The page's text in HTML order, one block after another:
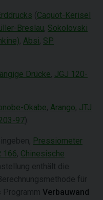
( Caquot-Kerisel
Breslau, Sokolovski
, Absi, SP
Drücke, JGJ 120-
Okabe, Arango, JTJ
97).
Pressiometer
166, Chinesische
enthält die
für
Programm Verbauwand